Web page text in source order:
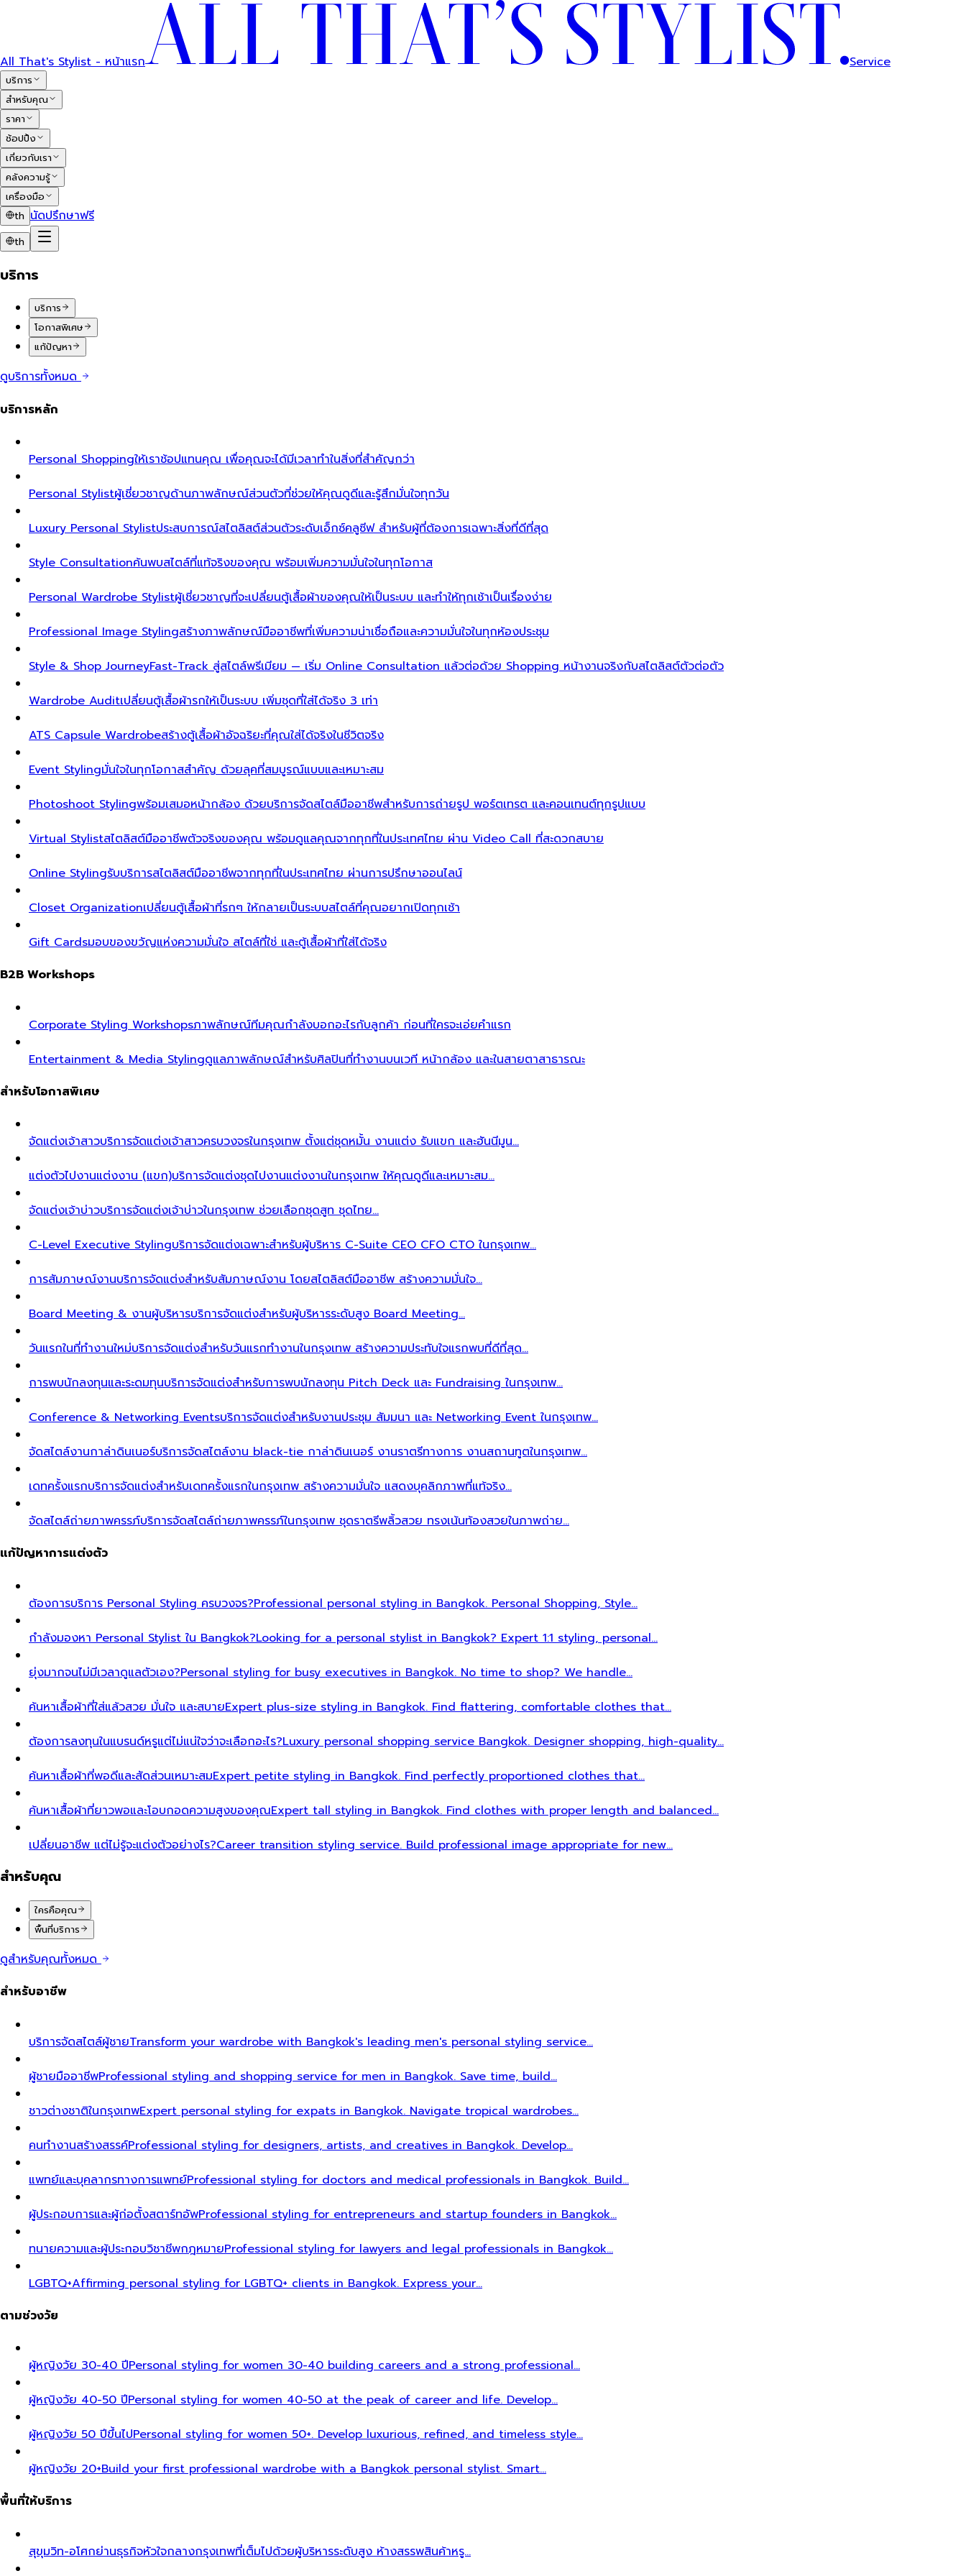
All That's Stylist - หน้าแรก Service
บริการ
สำหรับคุณ
ราคา
ช้อปปิ้ง
เกี่ยวกับเรา
คลังความรู้
เครื่องมือ
th นัดปรึกษาฟรี
th
บริการ
บริการ
โอกาสพิเศษ
แก้ปัญหา
ดูบริการทั้งหมด
บริการหลัก
Personal Shoppingให้เราช้อปแทนคุณ เพื่อคุณจะได้มีเวลาทำในสิ่งที่สำคัญกว่า
Personal Stylistผู้เชี่ยวชาญด้านภาพลักษณ์ส่วนตัวที่ช่วยให้คุณดูดีและรู้สึกมั่นใจทุกวัน
Luxury Personal Stylistประสบการณ์สไตลิสต์ส่วนตัวระดับเอ็กซ์คลูซีฟ สำหรับผู้ที่ต้องการเฉพาะสิ่งที่ดีที่สุด
Style Consultationค้นพบสไตล์ที่แท้จริงของคุณ พร้อมเพิ่มความมั่นใจในทุกโอกาส
Personal Wardrobe Stylistผู้เชี่ยวชาญที่จะเปลี่ยนตู้เสื้อผ้าของคุณให้เป็นระบบ และทำให้ทุกเช้าเป็นเรื่องง่าย
Professional Image Stylingสร้างภาพลักษณ์มืออาชีพที่เพิ่มความน่าเชื่อถือและความมั่นใจในทุกห้องประชุม
Style & Shop JourneyFast-Track สู่สไตล์พรีเมียม — เริ่ม Online Consultation แล้วต่อด้วย Shopping หน้างานจริงกับสไตลิสต์ตัวต่อตัว
Wardrobe Auditเปลี่ยนตู้เสื้อผ้ารกให้เป็นระบบ เพิ่มชุดที่ใส่ได้จริง 3 เท่า
ATS Capsule Wardrobeสร้างตู้เสื้อผ้าอัจฉริยะที่คุณใส่ได้จริงในชีวิตจริง
Event Stylingมั่นใจในทุกโอกาสสำคัญ ด้วยลุคที่สมบูรณ์แบบและเหมาะสม
Photoshoot Stylingพร้อมเสมอหน้ากล้อง ด้วยบริการจัดสไตล์มืออาชีพสำหรับการถ่ายรูป พอร์ตเทรต และคอนเทนต์ทุกรูปแบบ
Virtual Stylistสไตลิสต์มืออาชีพตัวจริงของคุณ พร้อมดูแลคุณจากทุกที่ในประเทศไทย ผ่าน Video Call ที่สะดวกสบาย
Online Stylingรับบริการสไตลิสต์มืออาชีพจากทุกที่ในประเทศไทย ผ่านการปรึกษาออนไลน์
Closet Organizationเปลี่ยนตู้เสื้อผ้าที่รกๆ ให้กลายเป็นระบบสไตล์ที่คุณอยากเปิดทุกเช้า
Gift Cardsมอบของขวัญแห่งความมั่นใจ สไตล์ที่ใช่ และตู้เสื้อผ้าที่ใส่ได้จริง
B2B Workshops
Corporate Styling Workshopsภาพลักษณ์ทีมคุณกำลังบอกอะไรกับลูกค้า ก่อนที่ใครจะเอ่ยคำแรก
Entertainment & Media Stylingดูแลภาพลักษณ์สำหรับศิลปินที่ทำงานบนเวที หน้ากล้อง และในสายตาสาธารณะ
สำหรับโอกาสพิเศษ
จัดแต่งเจ้าสาวบริการจัดแต่งเจ้าสาวครบวงจรในกรุงเทพ ตั้งแต่ชุดหมั้น งานแต่ง รับแขก และฮันนีมูน…
แต่งตัวไปงานแต่งงาน (แขก)บริการจัดแต่งชุดไปงานแต่งงานในกรุงเทพ ให้คุณดูดีและเหมาะสม…
จัดแต่งเจ้าบ่าวบริการจัดแต่งเจ้าบ่าวในกรุงเทพ ช่วยเลือกชุดสูท ชุดไทย…
C-Level Executive Stylingบริการจัดแต่งเฉพาะสำหรับผู้บริหาร C-Suite CEO CFO CTO ในกรุงเทพ…
การสัมภาษณ์งานบริการจัดแต่งสำหรับสัมภาษณ์งาน โดยสไตลิสต์มืออาชีพ สร้างความมั่นใจ…
Board Meeting & งานผู้บริหารบริการจัดแต่งสำหรับผู้บริหารระดับสูง Board Meeting…
วันแรกในที่ทำงานใหม่บริการจัดแต่งสำหรับวันแรกทำงานในกรุงเทพ สร้างความประทับใจแรกพบที่ดีที่สุด…
การพบนักลงทุนและระดมทุนบริการจัดแต่งสำหรับการพบนักลงทุน Pitch Deck และ Fundraising ในกรุงเทพ…
Conference & Networking Eventsบริการจัดแต่งสำหรับงานประชุม สัมมนา และ Networking Event ในกรุงเทพ…
จัดสไตล์งานกาล่าดินเนอร์บริการจัดสไตล์งาน black-tie กาล่าดินเนอร์ งานราตรีทางการ งานสถานทูตในกรุงเทพ…
เดทครั้งแรกบริการจัดแต่งสำหรับเดทครั้งแรกในกรุงเทพ สร้างความมั่นใจ แสดงบุคลิกภาพที่แท้จริง…
จัดสไตล์ถ่ายภาพครรภ์บริการจัดสไตล์ถ่ายภาพครรภ์ในกรุงเทพ ชุดราตรีพลิ้วสวย ทรงเน้นท้องสวยในภาพถ่าย…
แก้ปัญหาการแต่งตัว
ต้องการบริการ Personal Styling ครบวงจร?Professional personal styling in Bangkok. Personal Shopping, Style…
กำลังมองหา Personal Stylist ใน Bangkok?Looking for a personal stylist in Bangkok? Expert 1:1 styling, personal…
ยุ่งมากจนไม่มีเวลาดูแลตัวเอง?Personal styling for busy executives in Bangkok. No time to shop? We handle…
ค้นหาเสื้อผ้าที่ใส่แล้วสวย มั่นใจ และสบายExpert plus-size styling in Bangkok. Find flattering, comfortable clothes that…
ต้องการลงทุนในแบรนด์หรูแต่ไม่แน่ใจว่าจะเลือกอะไร?Luxury personal shopping service Bangkok. Designer shopping, high-quality…
ค้นหาเสื้อผ้าที่พอดีและสัดส่วนเหมาะสมExpert petite styling in Bangkok. Find perfectly proportioned clothes that…
ค้นหาเสื้อผ้าที่ยาวพอและโอบกอดความสูงของคุณExpert tall styling in Bangkok. Find clothes with proper length and balanced…
เปลี่ยนอาชีพ แต่ไม่รู้จะแต่งตัวอย่างไร?Career transition styling service. Build professional image appropriate for new…
สำหรับคุณ
ใครคือคุณ
พื้นที่บริการ
ดูสำหรับคุณทั้งหมด
สำหรับอาชีพ
บริการจัดสไตล์ผู้ชายTransform your wardrobe with Bangkok's leading men's personal styling service…
ผู้ชายมืออาชีพProfessional styling and shopping service for men in Bangkok. Save time, build…
ชาวต่างชาติในกรุงเทพExpert personal styling for expats in Bangkok. Navigate tropical wardrobes…
คนทำงานสร้างสรรค์Professional styling for designers, artists, and creatives in Bangkok. Develop…
แพทย์และบุคลากรทางการแพทย์Professional styling for doctors and medical professionals in Bangkok. Build…
ผู้ประกอบการและผู้ก่อตั้งสตาร์ทอัพProfessional styling for entrepreneurs and startup founders in Bangkok…
ทนายความและผู้ประกอบวิชาชีพกฎหมายProfessional styling for lawyers and legal professionals in Bangkok…
LGBTQ+Affirming personal styling for LGBTQ+ clients in Bangkok. Express your…
ตามช่วงวัย
ผู้หญิงวัย 30-40 ปีPersonal styling for women 30-40 building careers and a strong professional…
ผู้หญิงวัย 40-50 ปีPersonal styling for women 40-50 at the peak of career and life. Develop…
ผู้หญิงวัย 50 ปีขึ้นไปPersonal styling for women 50+. Develop luxurious, refined, and timeless style…
ผู้หญิงวัย 20+Build your first professional wardrobe with a Bangkok personal stylist. Smart…
พื้นที่ให้บริการ
สุขุมวิท-อโศกย่านธุรกิจหัวใจกลางกรุงเทพที่เต็มไปด้วยผู้บริหารระดับสูง ห้างสรรพสินค้าหรู…